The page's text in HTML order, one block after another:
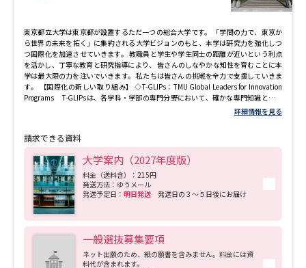
東京都立大学は東京都が設置するただ一つの総合大学です。 「学問の力で、東京か
ら世界の未来を拓く」に集約される大学ビジョンのもと、本学は研究力を強化しつ
つ国際化を加速させていきます。 教職員と学生や学生同士の距離が近いという利点
を活かし、丁寧な教育と研究指導により、 皆さんのしなやかな知性を育むことに本
学は最大限の力を注いでいきます。 私たちは皆さんの挑戦を全力で支援していきま
す。 【国際化の新しい取り組み】 ◇T-GLIPs：TMU Global Leaders for Innovation
Programs T-GLIPsは、各学科・学部の専門分野において、確かな専門知識と幅広
い国際的視野を有する人材を育成するため、英語のみで履修し学位を取得するプロ
幅広い学問領域の知を集合させた新たな学びを通して、持続可能な都市の実現や
地球規模の課題解決に挑むソーシャルイノベーション人材を育成します。 ※2028年
４月開設予定 (構想中)。本事業は現在計画中の段階であり、今後変更が生じる可能
性があります。
詳細情報を見る
請求できる資料
大学案内（2027年度版）
料金（送料含）：215円
発送方法：ゆうメール
発送予定日： 明日発送 発送日の３～５日後にお届け
一般選抜募集要項
ネット出願のため、紙の願書を含みません。料金には資
料代が含まれます。